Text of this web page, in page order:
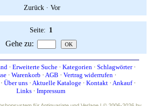
Zurück· Vor
Seite: 1
Gehe zu:
· Erweiterte Suche· Kategorien· Schlagwörter·
· Warenkorb · AGB · Vertrag widerrufen ·
· Über uns· Aktuelle Kataloge· Kontakt· Ankauf·
Links· Impressum